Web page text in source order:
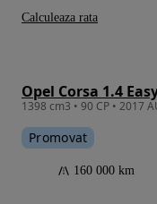
1398 cm3 • 90 CP • 2017
Promovat
160 000 km
Calculeaza rata